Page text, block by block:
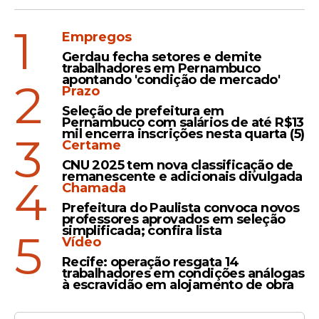
de R$ 6,00.A Caixa informou que a
arrecadação total deste concurso atingiu
a marca de R$ 443.481,00.
Próximo sorteio e
1
Empregos
Gerdau fecha setores e demite
trabalhadores em Pernambuco
apontando 'condição de mercado'
2
Prazo
Seleção de prefeitura em
Pernambuco com salários de até R$13
mil encerra inscrições nesta quarta (5)
3
Certame
CNU 2025 tem nova classificação de
remanescente e adicionais divulgada
4
Chamada
Prefeitura do Paulista convoca novos
professores aprovados em seleção
simplificada; confira lista
5
Vídeo
Recife: operação resgata 14
trabalhadores em condições análogas
à escravidão em alojamento de obra